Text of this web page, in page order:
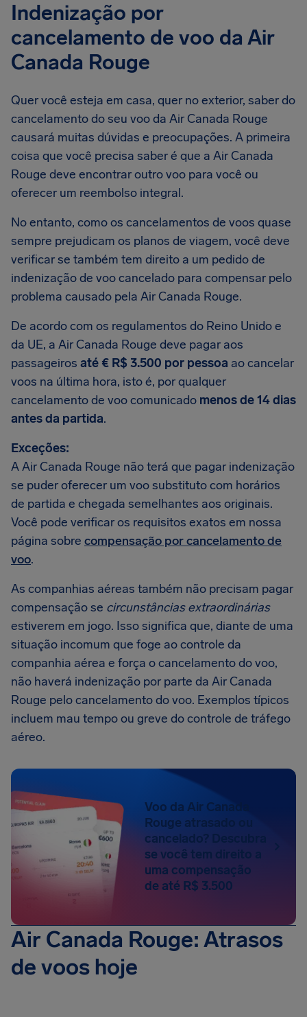
Indenização por
cancelamento de voo da Air
Canada Rouge
Quer você esteja em casa, quer no exterior, saber do
cancelamento do seu voo da Air Canada Rouge
causará muitas dúvidas e preocupações. A primeira
coisa que você precisa saber é que a Air Canada
Rouge deve encontrar outro voo para você ou
oferecer um reembolso integral.
No entanto, como os cancelamentos de voos quase
sempre prejudicam os planos de viagem, você deve
verificar se também tem direito a um pedido de
indenização de voo cancelado para compensar pelo
problema causado pela Air Canada Rouge.
De acordo com os regulamentos do Reino Unido e
da UE, a Air Canada Rouge deve pagar aos
passageiros até € R$ 3.500 por pessoa ao cancelar
voos na última hora, isto é, por qualquer
cancelamento de voo comunicado menos de 14 dias
antes da partida.
Exceções:
A Air Canada Rouge não terá que pagar indenização
se puder oferecer um voo substituto com horários
de partida e chegada semelhantes aos originais.
Você pode verificar os requisitos exatos em nossa
página sobre compensação por cancelamento de
voo.
As companhias aéreas também não precisam pagar
compensação se circunstâncias extraordinárias
estiverem em jogo. Isso significa que, diante de uma
situação incomum que foge ao controle da
companhia aérea e força o cancelamento do voo,
não haverá indenização por parte da Air Canada
Rouge pelo cancelamento do voo. Exemplos típicos
incluem mau tempo ou greve do controle de tráfego
aéreo.
Voo da Air Canada
Rouge atrasado ou
cancelado? Descubra
se você tem direito a
uma compensação
de até R$ 3.500
Air Canada Rouge: Atrasos
de voos hoje